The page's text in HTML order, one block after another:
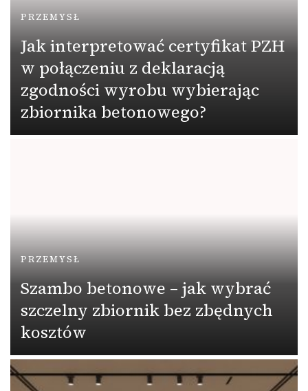
PRZEMYSŁ
Jak interpretować certyfikat PZH
w połączeniu z deklaracją
zgodności wyrobu wybierając
zbiornika betonowego?
PRZEMYSŁ
Szambo betonowe – jak wybrać
szczelny zbiornik bez zbędnych
kosztów